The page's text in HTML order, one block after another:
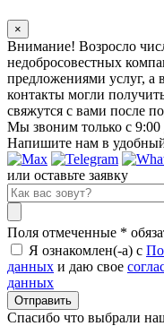
×
Внимание! Возросло
недобросовестных
предложениями услуг, а
контакты могли
свяжутся с вами после
Мы звоним только с 9:00
Напишите нам в
или оставьте заявку
Поля отмеченные *
Я ознакомлен(-а) с
данных и даю свое
данных
Спасибо что выбрали